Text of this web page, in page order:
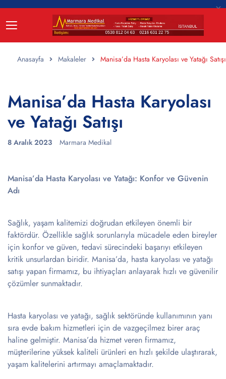
Anasayfa Makaleler Manisa’da Hasta Karyolası ve Yatağı Satışı
Manisa’da Hasta Karyolası
ve Yatağı Satışı
8 Aralık 2023 Marmara Medikal
Manisa’da Hasta Karyolası ve Yatağı: Konfor ve Güvenin
Adı
Sağlık, yaşam kalitemizi doğrudan etkileyen önemli bir
faktördür. Özellikle sağlık sorunlarıyla mücadele eden bireyler
için konfor ve güven, tedavi sürecindeki başarıyı etkileyen
kritik unsurlardan biridir. Manisa’da, hasta karyolası ve yatağı
satışı yapan firmamız, bu ihtiyaçları anlayarak hızlı ve güvenilir
çözümler sunmaktadır.
Hasta karyolası ve yatağı, sağlık sektöründe kullanımının yanı
sıra evde bakım hizmetleri için de vazgeçilmez birer araç
haline gelmiştir. Manisa’da hizmet veren firmamız,
müşterilerine yüksek kaliteli ürünleri en hızlı şekilde ulaştırarak,
yaşam kalitelerini artırmayı amaçlamaktadır.